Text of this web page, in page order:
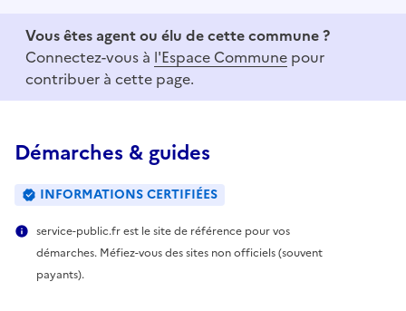
Vous êtes agent ou élu de cette commune ?
Connectez-vous à l'Espace Commune pour
contribuer à cette page.
Démarches & guides
INFORMATIONS CERTIFIÉES
service-public.fr est le site de référence pour vos
démarches. Méfiez-vous des sites non officiels (souvent
payants).